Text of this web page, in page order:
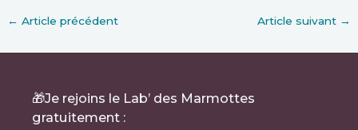
← Article précédent Article suivant →
🎁Je rejoins le Lab’ des Marmottes
gratuitement :